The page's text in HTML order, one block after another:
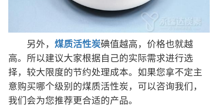
另外， 煤质活性炭碘值越高，价格也就越
高。所以建议大家根据自己的实际需求进行选
择，较大限度的节约处理成本。如果您拿不定主
意购买哪个级别的煤质活性炭，可以咨询我们，
我们会为您推荐更合适的产品。